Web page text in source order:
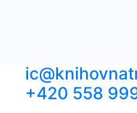
+420 558